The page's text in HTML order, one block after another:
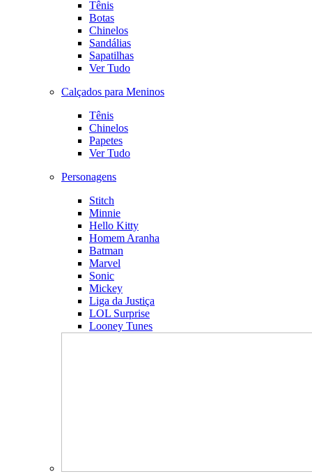
Tênis
Botas
Chinelos
Sandálias
Sapatilhas
Ver Tudo
Calçados para Meninos
Tênis
Chinelos
Papetes
Ver Tudo
Personagens
Stitch
Minnie
Hello Kitty
Homem Aranha
Batman
Marvel
Sonic
Mickey
Liga da Justiça
LOL Surprise
Looney Tunes